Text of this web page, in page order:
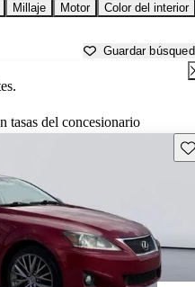
Millaje Motor
Color del interior
Guardar
tasas del concesionario